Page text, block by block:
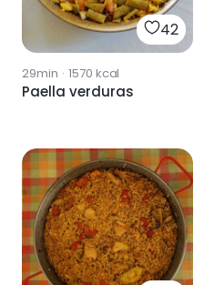
42
29min · 1570 kcal
Paella verduras